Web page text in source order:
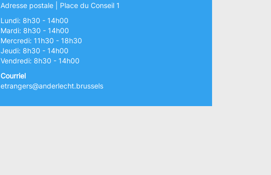
Adresse postale | Place du Conseil 1
Lundi: 8h30 - 14h00
Mardi: 8h30 - 14h00
Mercredi: 11h30 - 18h30
Jeudi: 8h30 - 14h00
Vendredi: 8h30 - 14h00
Courriel
etrangers@anderlecht.brussels